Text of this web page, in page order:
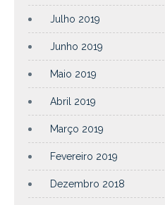
Julho 2019
Junho 2019
Maio 2019
Abril 2019
Março 2019
Fevereiro 2019
Dezembro 2018